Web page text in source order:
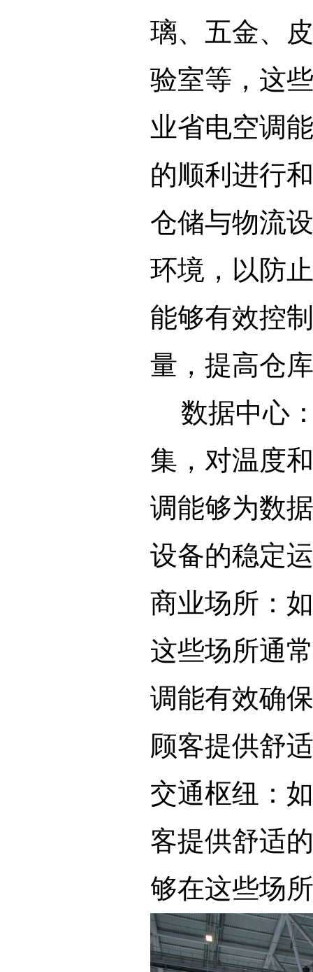
璃、五金、
验室等，这
业省电空调
的顺利进行
仓储与物流
环境，以防
能够有效控
量，提高仓
数据中心
集，对温度
调能够为数
设备的稳定
商业场所：
这些场所通
调能有效确
顾客提供舒
交通枢纽：
客提供舒适
够在这些场